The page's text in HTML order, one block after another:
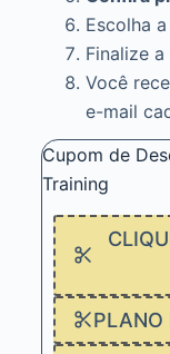
Escolha
Finalize
Você
e-mail
Cupom de
Training
PLANO